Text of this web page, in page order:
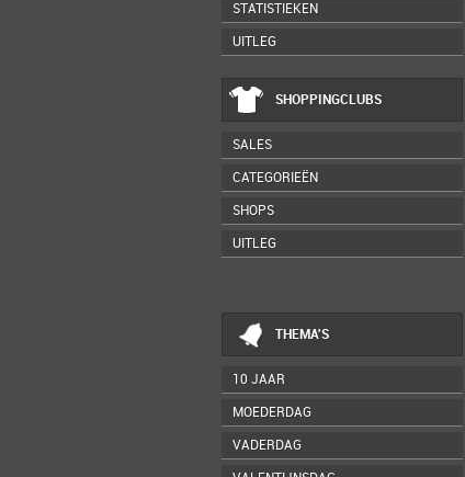
STATISTIEKEN
UITLEG
SHOPPINGCLUBS
SALES
CATEGORIEËN
SHOPS
UITLEG
THEMA'S
10 JAAR
MOEDERDAG
VADERDAG